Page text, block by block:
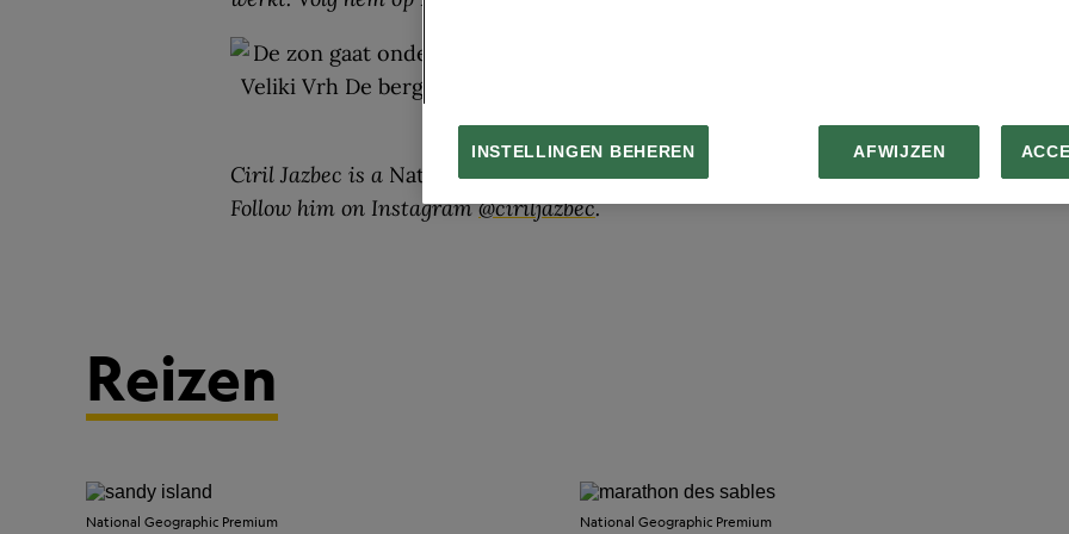
Ciril Jazbec is a National Geographicphotographer based in Slovenia.
Follow him on Instagram@ciriljazbec.
Reizen
National Geographic Premium National Geographic Premium
INSTELLINGEN BEHEREN AFWIJZEN